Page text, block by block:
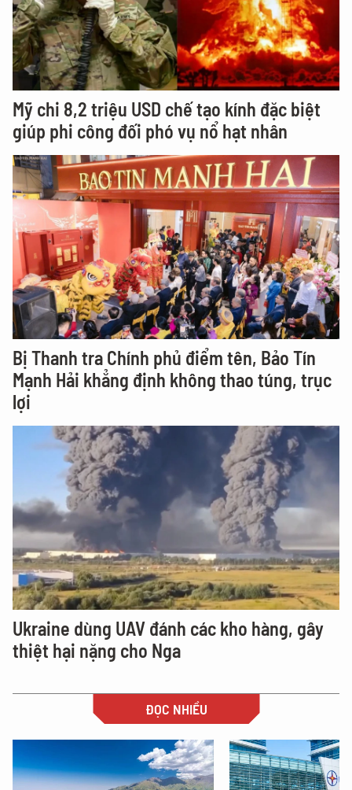
Mỹ chi 8,2 triệu USD chế tạo kính đặc biệt
giúp phi công đối phó vụ nổ hạt nhân
Bị Thanh tra Chính phủ điểm tên, Bảo Tín
Mạnh Hải khẳng định không thao túng, trục
lợi
Ukraine dùng UAV đánh các kho hàng, gây
thiệt hại nặng cho Nga
ĐỌC NHIỀU